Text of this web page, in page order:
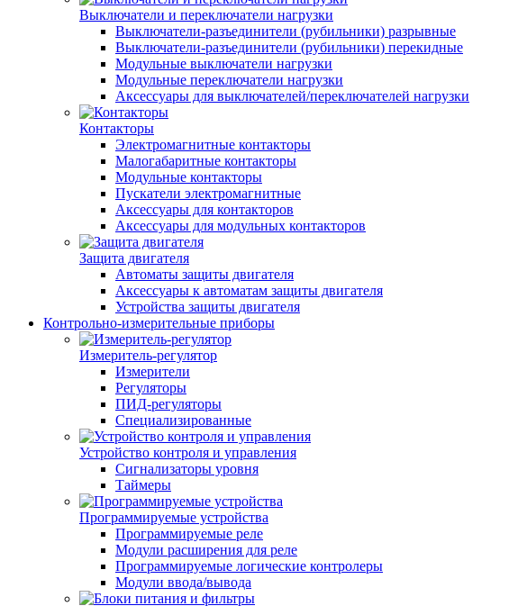
Выключатели и переключатели нагрузки
Выключатели-разъединители (рубильники) разрывные
Выключатели-разъединители (рубильники) перекидные
Модульные выключатели нагрузки
Модульные переключатели нагрузки
Аксессуары для выключателей/переключателей нагрузки
Контакторы
Электромагнитные контакторы
Малогабаритные контакторы
Модульные контакторы
Пускатели электромагнитные
Аксессуары для контакторов
Аксессуары для модульных контакторов
Защита двигателя
Автоматы защиты двигателя
Аксессуары к автоматам защиты двигателя
Устройства защиты двигателя
Контрольно-измерительные приборы
Измеритель-регулятор
Измерители
Регуляторы
ПИД-регуляторы
Специализированные
Устройство контроля и управления
Сигнализаторы уровня
Таймеры
Программируемые устройства
Программируемые реле
Модули расширения для реле
Программируемые логические контролеры
Модули ввода/вывода